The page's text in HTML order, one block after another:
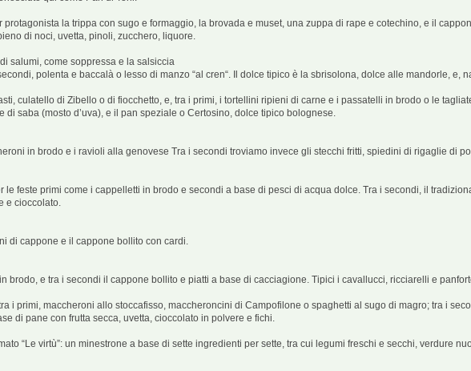
la trippa con sugo e formaggio, la brovada e muset, una zuppa di rape e cotechino, e il
di noci, uvetta, pinoli, zucchero, liquore.
salumi, come soppressa e la salsiccia
polenta e baccalà o lesso di manzo “al cren“. Il dolce tipico è la sbrisolona, dolce alle mandorle, e,
culatello di Zibello o di fiocchetto, e, tra i primi, i tortellini ripieni di carne e i passatelli in brodo o le
di saba (mosto d’uva), e il pan speziale o Certosino, dolce tipico bolognese.
in brodo e i ravioli alla genovese Tra i secondi troviamo invece gli stecchi fritti, spiedini di rigaglie di
feste primi come i cappelletti in brodo e secondi a base di pesci di acqua dolce. Tra i secondi, il
e cioccolato.
di cappone e il cappone bollito con cardi.
brodo, e tra i secondi il cappone bollito e piatti a base di cacciagione. Tipici i cavallucci, ricciarelli e
i primi, maccheroni allo stoccafisso, maccheroncini di Campofilone o spaghetti al sugo di magro; tra i
di pane con frutta secca, uvetta, cioccolato in polvere e fichi.
“Le virtù”: un minestrone a base di sette ingredienti per sette, tra cui legumi freschi e secchi, verdure